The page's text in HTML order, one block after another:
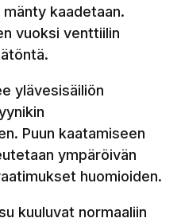
kaadetaan.
vuoksi venttiilin
ylävesisäiliön
Puun kaatamiseen
ympäröivän
huomioiden.
kuuluvat normaaliin